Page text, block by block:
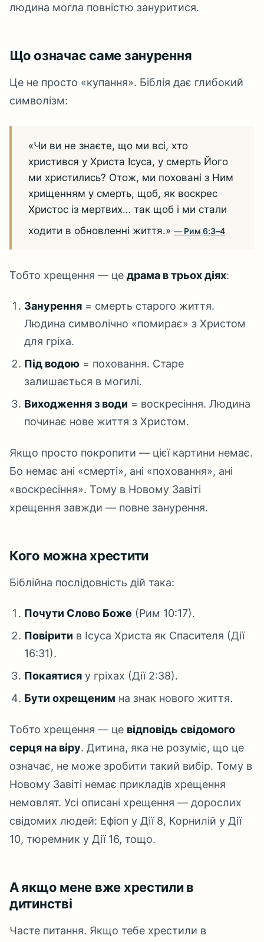
людина могла повністю зануритися.
Що означає саме занурення
Це не просто «купання». Біблія дає глибокий
символізм:
«Чи ви не знаєте, що ми всі, хто
христився у Христа Ісуса, у смерть Його
ми христились? Отож, ми поховані з Ним
хрищенням у смерть, щоб, як воскрес
Христос із мертвих… так щоб і ми стали
ходити в обновленні життя.»
Рим 6:3–4
Тобто хрещення — це драма в трьох діях:
Занурення = смерть старого життя.
Людина символічно «помирає» з Христом
для гріха.
Під водою = поховання. Старе
залишається в могилі.
Виходження з води = воскресіння. Людина
починає нове життя з Христом.
Якщо просто покропити — цієї картини немає.
Бо немає ані «смерті», ані «поховання», ані
«воскресіння». Тому в Новому Завіті
хрещення завжди — повне занурення.
Кого можна хрестити
Біблійна послідовність дій така:
Почути Слово Боже (Рим 10:17).
Повірити в Ісуса Христа як Спасителя (Дії
16:31).
Покаятися у гріхах (Дії 2:38).
Бути охрещеним на знак нового життя.
Тобто хрещення — це відповідь свідомого
серця на віру. Дитина, яка не розуміє, що це
означає, не може зробити такий вибір. Тому в
Новому Завіті немає прикладів хрещення
немовлят. Усі описані хрещення — дорослих
свідомих людей: Ефіоп у Дії 8, Корнилій у Дії
10, тюремник у Дії 16, тощо.
А якщо мене вже хрестили в
дитинстві
Часте питання. Якщо тебе хрестили в